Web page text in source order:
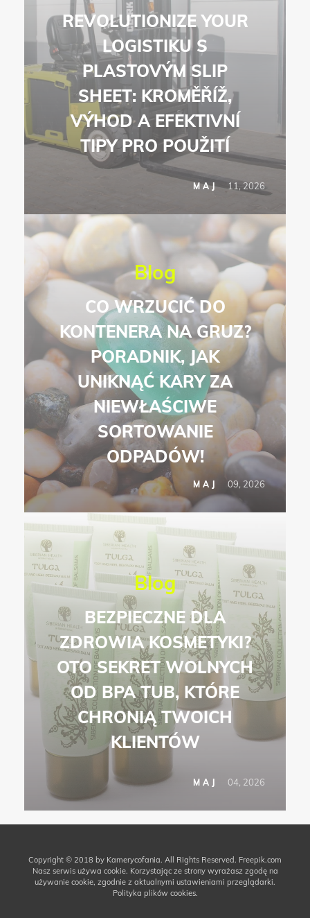
REVOLUTIONIZE YOUR
LOGISTIKU S
PLASTOVÝM SLIP
SHEET: KROMĚŘÍŽ,
VÝHOD A EFEKTIVNÍ
TIPY PRO POUŽITÍ
MAJ 11, 2026
Blog
CO WRZUCIĆ DO
KONTENERA NA GRUZ?
PORADNIK, JAK
UNIKNĄĆ KARY ZA
NIEWŁAŚCIWE
SORTOWANIE
ODPADÓW!
MAJ 09, 2026
Blog
BEZPIECZNE DLA
ZDROWIA KOSMETYKI?
OTO SEKRET WOLNYCH
OD BPA TUB, KTÓRE
CHRONIĄ TWOICH
KLIENTÓW
MAJ 04, 2026
Copyright © 2018 by Kamerycofania. All Rights Reserved. Freepik.com
Nasz serwis używa cookie. Korzystając ze strony wyrażasz zgodę na
używanie cookie, zgodnie z aktualnymi ustawieniami przeglądarki.
Polityka plików cookies.